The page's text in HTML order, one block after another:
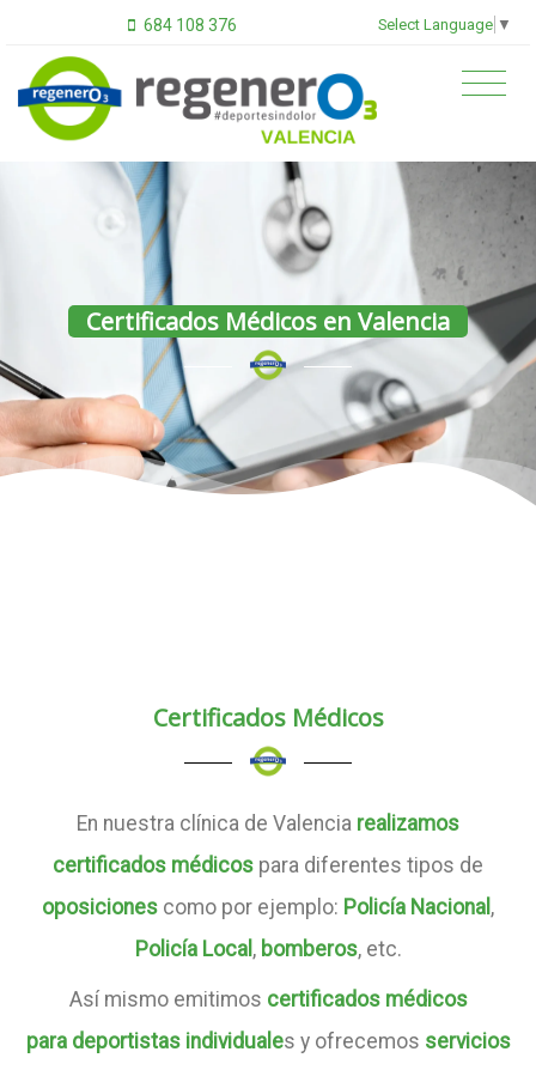
684 108 376 Select Language ▼
Certificados Médicos en Valencia
Certificados Médicos
En nuestra clínica de Valencia realizamos
certificados médicos para diferentes tipos de
oposiciones como por ejemplo: Policía Nacional ,
Policía Local , bomberos, etc.
Así mismo emitimos certificados médicos
para deportistas individuales y ofrecemos servicios